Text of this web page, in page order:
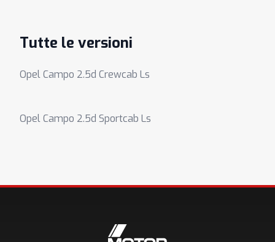
Tutte le versioni
Opel Campo 2.5d Crewcab Ls
Opel Campo 2.5d Sportcab Ls